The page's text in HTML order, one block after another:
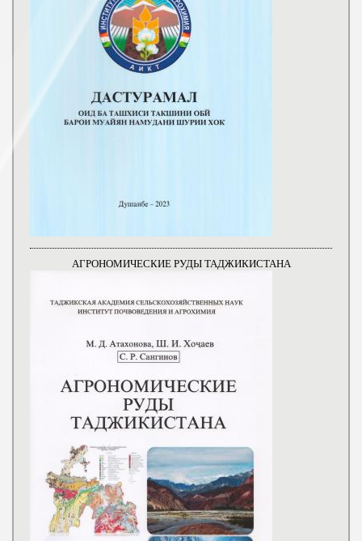
АГРОНОМИЧЕСКИЕ РУДЫ ТАДЖИКИСТАНА